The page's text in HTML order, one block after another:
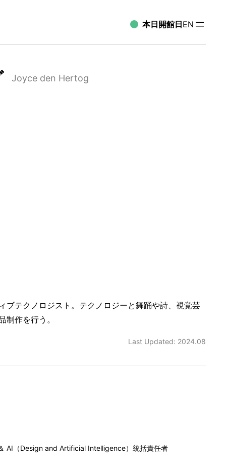
本日開館日EN
Joyce den Hertog
ブテクノロジスト。テクノロジーと舞踊や詩、視覚芸
作を行う。
Last Updated: 2024.08
AI（Design and Artificial Intelligence）統括責任者